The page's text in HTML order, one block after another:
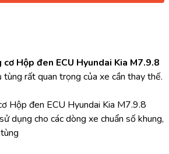
Hộp đen ECU Hyundai Kia M7.9.8
tùng rất quan trọng của xe cần thay thế.
Hộp đen ECU Hyundai Kia M7.9.8
cho các dòng xe chuẩn số khung,